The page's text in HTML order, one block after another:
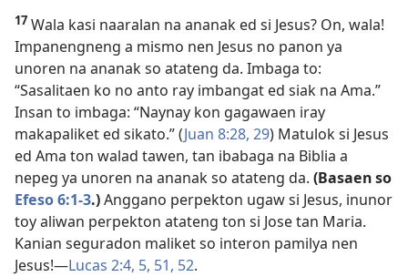
17 Wala kasi naaralan na ananak ed si Jesus? On, wala!
Impanengneng a mismo nen Jesus no panon ya
unoren na ananak so atateng da. Imbaga to:
“Sasalitaen ko no anto ray imbangat ed siak na Ama.”
Insan to imbaga: “Naynay kon gagawaen iray
makapaliket ed sikato.” (Juan 8:28, 29) Matulok si Jesus
ed Ama ton walad tawen, tan ibabaga na Biblia a
nepeg ya unoren na ananak so atateng da. (Basaen so
Efeso 6:1-3.)Anggano perpekton ugaw si Jesus, inunor
toy aliwan perpekton atateng ton si Jose tan Maria.
Kanian seguradon maliket so interon pamilya nen
Jesus!​—Lucas 2:4, 5, 51, 52.